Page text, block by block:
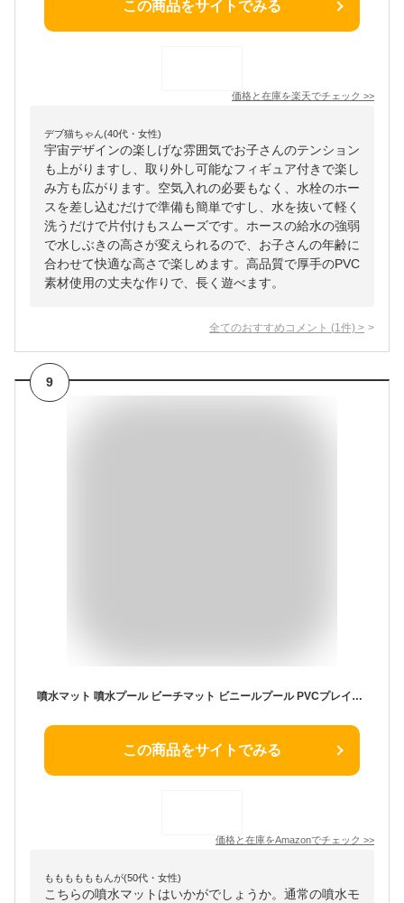
この商品をサイトでみる
価格と在庫を楽天でチェック >>
デブ猫ちゃん(40代・女性)
宇宙デザインの楽しげな雰囲気でお子さんのテンション
も上がりますし、取り外し可能なフィギュア付きで楽し
み方も広がります。空気入れの必要もなく、水栓のホー
スを差し込むだけで準備も簡単ですし、水を抜いて軽く
洗うだけで片付けもスムーズです。ホースの給水の強弱
で水しぶきの高さが変えられるので、お子さんの年齢に
合わせて快適な高さで楽しめます。高品質で厚手のPVC
素材使用の丈夫な作りで、長く遊べます。
全てのおすすめコメント (1 件) >
9
噴水マット 噴水プール ビーチマット ビニールプール PVCプレイマット 夏の日 親子遊び 噴水 おもちゃ アウトドア 大型 家庭用 安全無毒 耐摩擦 夏対応 アウトドア 室内 ビーチ 芝生 庭 滑ること防止 耐高温
この商品をサイトでみる
価格と在庫をAmazonでチェック >>
ももももももんが(50代・女性)
こちらの噴水マットはいかがでしょうか。通常の噴水モ